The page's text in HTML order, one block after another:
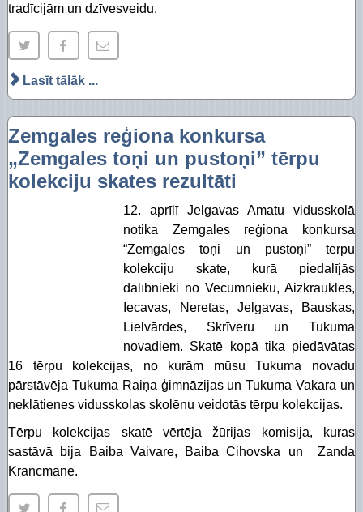
tradīcijām un dzīvesveidu.
Lasīt tālāk ...
Zemgales reģiona konkursa
„Zemgales toņi un pustoņi” tērpu
kolekciju skates rezultāti
12. aprīlī Jelgavas Amatu vidusskolā
notika Zemgales reģiona konkursa
“Zemgales toņi un pustoņi” tērpu
kolekciju skate, kurā piedalījās
dalībnieki no Vecumnieku, Aizkraukles,
Iecavas, Neretas, Jelgavas, Bauskas,
Lielvārdes, Skrīveru un Tukuma
novadiem. Skatē kopā tika piedāvātas
16 tērpu kolekcijas, no kurām mūsu Tukuma novadu
pārstāvēja Tukuma Raiņa ģimnāzijas un Tukuma Vakara un
neklātienes vidusskolas skolēnu veidotās tērpu kolekcijas.
Tērpu kolekcijas skatē vērtēja žūrijas komisija, kuras
sastāvā bija Baiba Vaivare, Baiba Cihovska un Zanda
Krancmane.